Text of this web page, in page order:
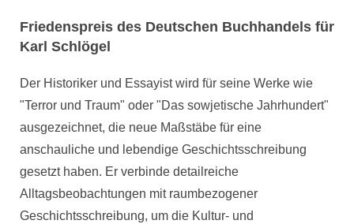
Friedenspreis des Deutschen Buchhandels für
Karl Schlögel
Der Historiker und Essayist wird für seine Werke wie
"Terror und Traum" oder "Das sowjetische Jahrhundert"
ausgezeichnet, die neue Maßstäbe für eine
anschauliche und lebendige Geschichtsschreibung
gesetzt haben. Er verbinde detailreiche
Alltagsbeobachtungen mit raumbezogener
Geschichtsschreibung, um die Kultur- und